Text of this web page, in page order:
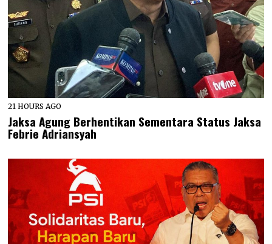
21 HOURS AGO
Jaksa Agung Berhentikan Sementara Status Jaksa
Febrie Adriansyah